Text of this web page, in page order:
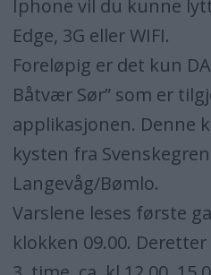
Iphone vil du kunne
Edge, 3G eller WIFI.
Foreløpig er det kun
Båtvær Sør” som er
applikasjonen. Denne
kysten fra
Langevåg/Bømlo.
Varslene leses første
klokken 09.00.